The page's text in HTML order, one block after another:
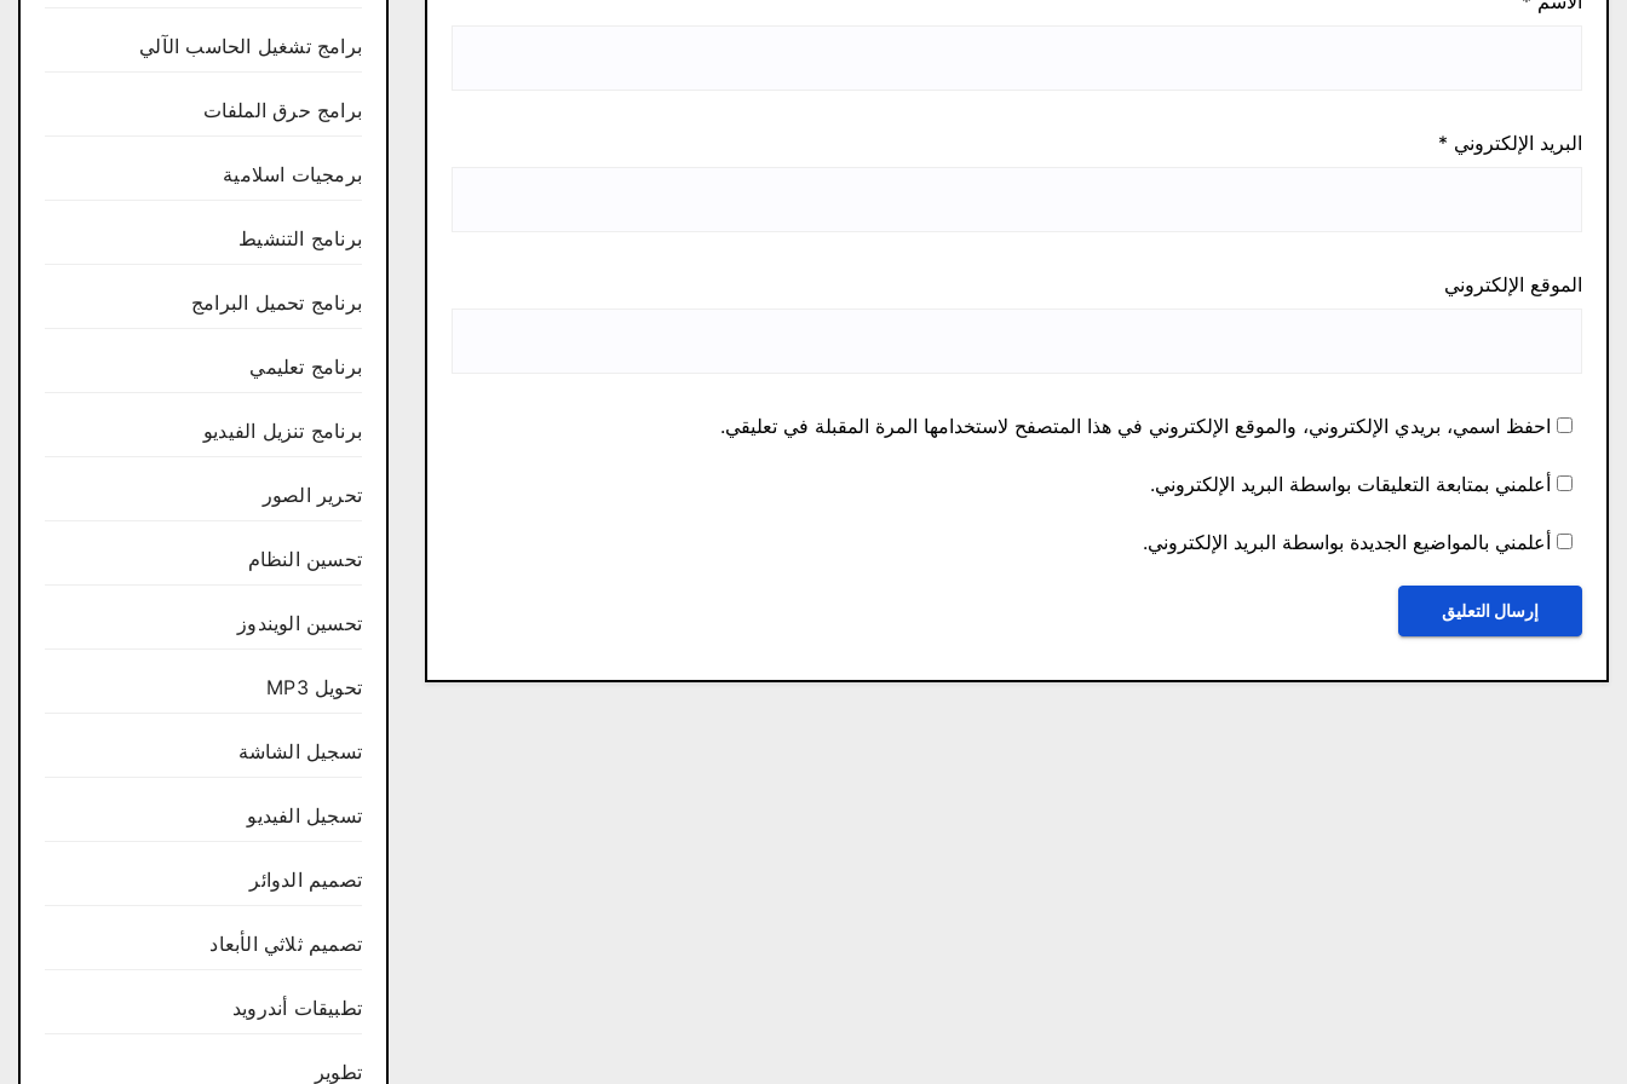
البريد الإلكتروني *
الموقع الإلكتروني
احفظ اسمي، بريدي الإلكتروني، والموقع الإلكتروني في هذا المتصفح لاستخدامها المرة المقبلة في تعليقي.
أعلمني بمتابعة التعليقات بواسطة البريد الإلكتروني.
أعلمني بالمواضيع الجديدة بواسطة البريد الإلكتروني.
برامج تشغيل الحاسب الآلي
برامج حرق الملفات
برمجيات اسلامية
برنامج التنشيط
برنامج تحميل البرامج
برنامج تعليمي
برنامج تنزيل الفيديو
تحرير الصور
تحسين النظام
تحسين الويندوز
تحويل MP3
تسجيل الشاشة
تسجيل الفيديو
تصميم الدوائر
تصميم ثلاثي الأبعاد
تطبيقات أندرويد
تطوير